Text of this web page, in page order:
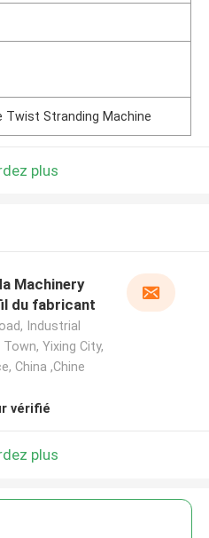
Twist Stranding Machine
plus
Machinery
du fabricant
Industrial
Yixing City,
China ,Chine
vérifié
plus